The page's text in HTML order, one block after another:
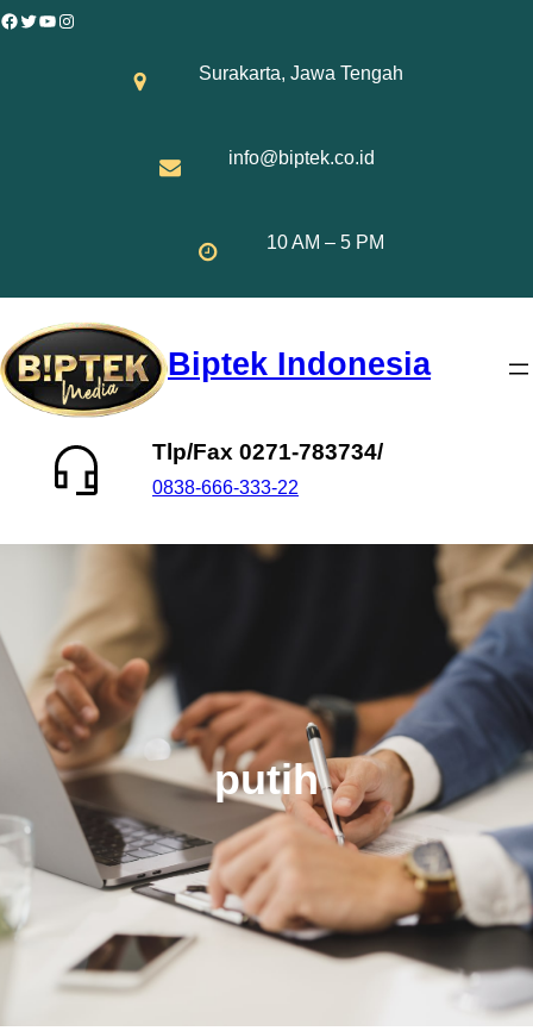
Skip
Facebook
Twitter
YouTube
Instagram
Surakarta, Jawa Tengah
info@biptek.co.id
10 AM – 5 PM
Biptek Indonesia
Tlp/Fax 0271-783734/
0838-666-333-22
putih